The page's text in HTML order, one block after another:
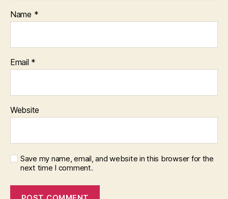
Name *
Email *
Website
Save my name, email, and website in this browser for the
next time I comment.